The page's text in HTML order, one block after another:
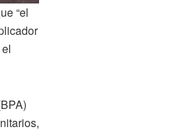
“el